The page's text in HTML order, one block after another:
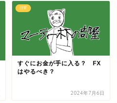
日常
すぐにお金が手に入る？ FX
はやるべき？
2024年7月6日